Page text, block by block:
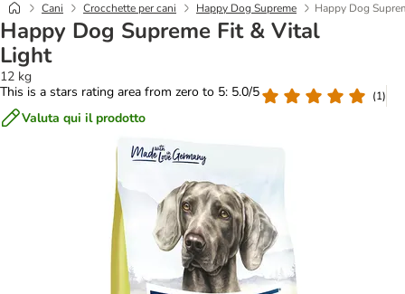
Cani Crocchette per cani Happy Dog Supreme Happy Dog
Happy Dog Supreme Fit & Vital
Light
12 kg
This is a stars rating area from zero to 5: 5.0/5
(1)
Valuta qui il prodotto